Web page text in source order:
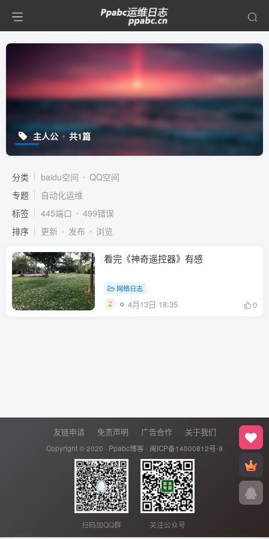
主人公 共1篇
分类 baidu空间
QQ空间
专题
自动化运维
标签
445端口
499错误
排序
更新 发布 浏览
看完《神奇遥控器》有感
网络日志
4月13日 18:35 0
友链申请 免责声明 广告合作 关于我们
Copyright © 2020 · Ppabc博客 · 闽ICP备14000812号-9
扫码加QQ群 关注公众号